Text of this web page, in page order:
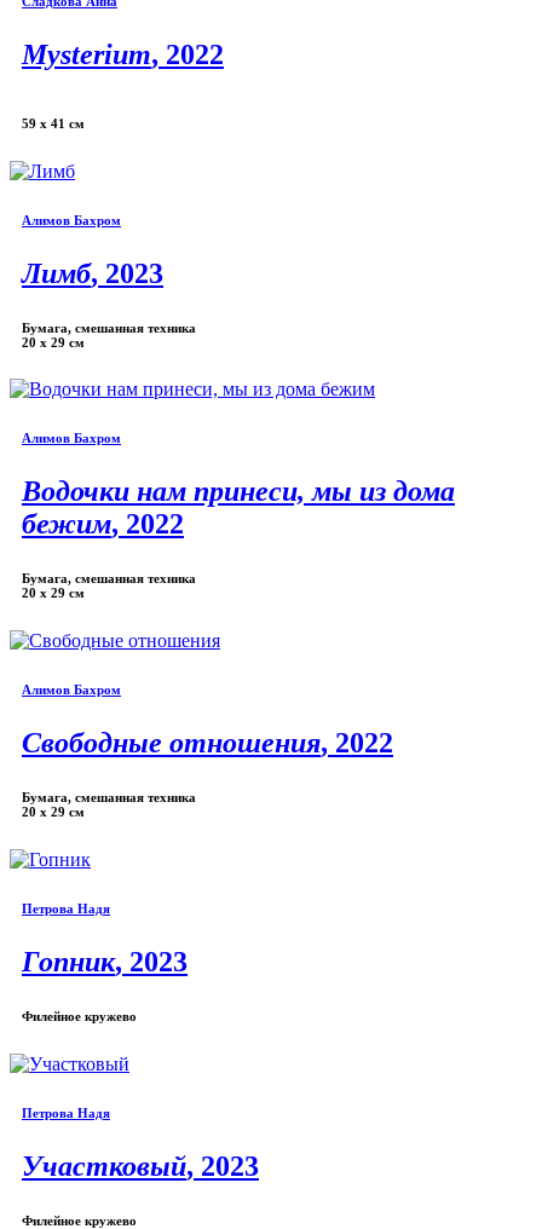
Mysterium, 2022
59 х 41 см
Алимов Бахром
Лимб, 2023
Бумага, смешанная техника
20 х 29 см
Алимов Бахром
Водочки нам принеси, мы из дома
бежим, 2022
Бумага, смешанная техника
20 х 29 см
Алимов Бахром
Свободные отношения, 2022
Бумага, смешанная техника
20 х 29 см
Петрова Надя
Гопник, 2023
Филейное кружево
Петрова Надя
Участковый, 2023
Филейное кружево